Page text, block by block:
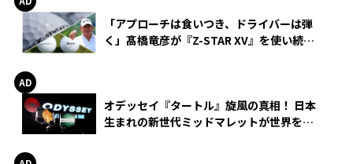
「アプローチは食いつき、ドライバーは弾
く」髙橋竜彦が『Z-STAR XV』を使い続け
オデッセイ『タートル』旋風の真相！ 日本
生まれの新世代ミッドマレットが世界を席